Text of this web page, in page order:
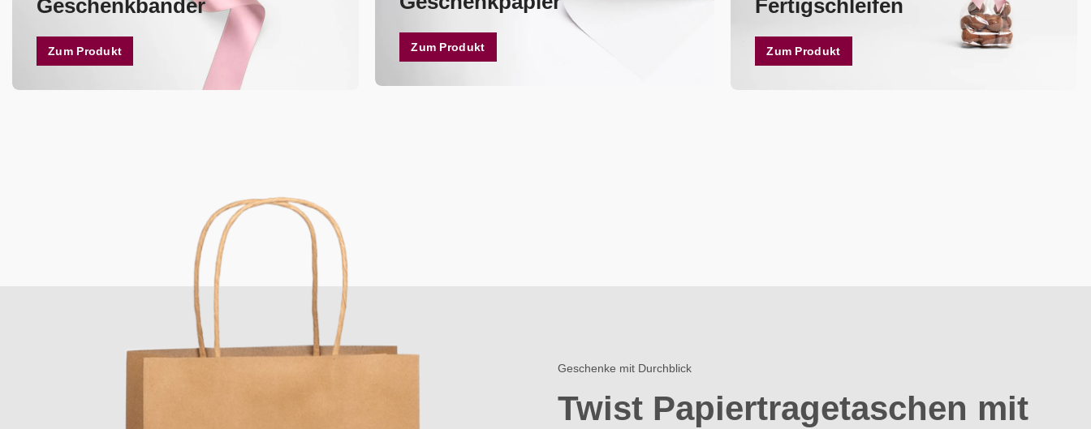
Geschenkbänder
Zum Produkt Zum Produkt
Fertigschleifen
Zum Produkt
Geschenke mit Durchblick
Twist Papiertragetaschen mit